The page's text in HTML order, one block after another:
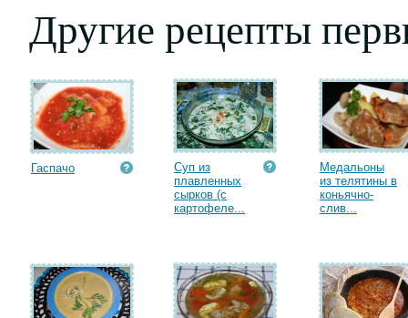
Другие рецепты
Гаспачо
Суп из
плавленных
сырков (с
картофеле...
Медальоны
из телятины в
коньячно-
слив...